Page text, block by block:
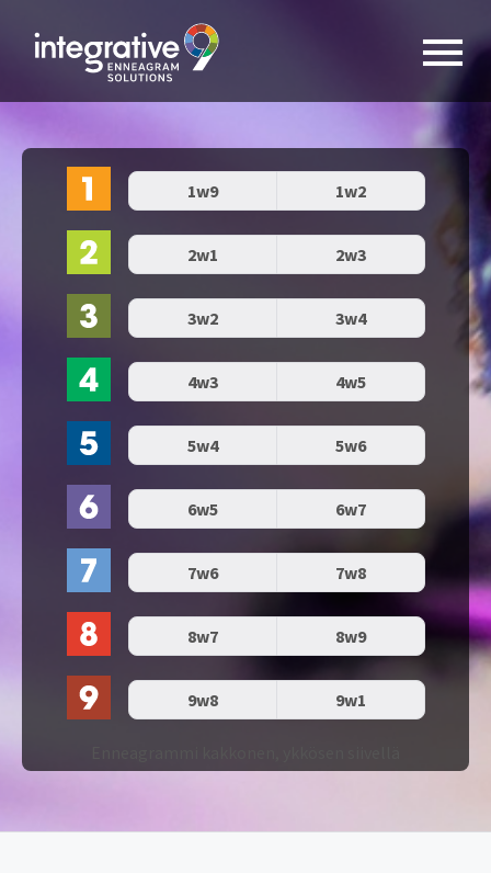
1w9 1w2
2w1 2w3
3w2 3w4
4w3 4w5
5w4 5w6
6w5 6w7
7w6 7w8
8w7 8w9
9w8 9w1